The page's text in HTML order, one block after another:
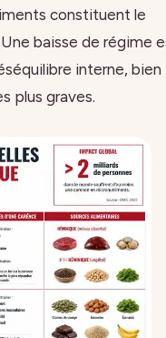
constituent le
baisse de régime
interne, bien
plus graves.